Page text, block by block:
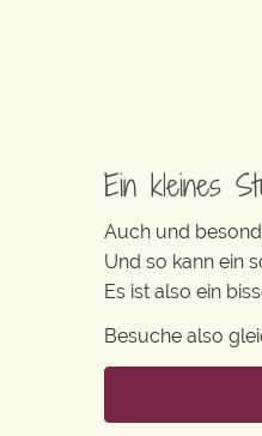
Ein kleines
Auch und
Und so kann ein
Es ist also ein
Besuche also